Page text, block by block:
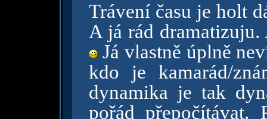
Trávení času je holt
A já rád
Já vlastně úplně
kdo je kamarád/
dynamika je tak
pořád přepočítávat.